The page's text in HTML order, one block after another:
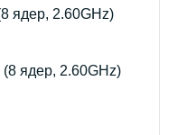
ядер, 2.60GHz)